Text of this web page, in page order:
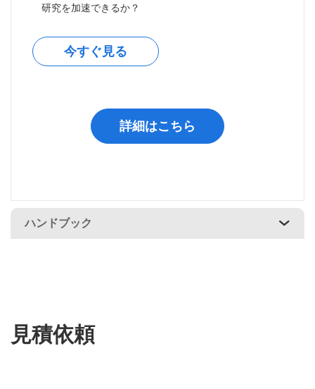
研究を加速できるか？
今すぐ見る
詳細はこちら
ハンドブック
見積依頼